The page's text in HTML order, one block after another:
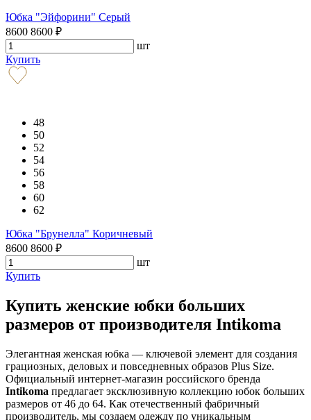
Юбка "Эйфорини" Серый
8600 8600 ₽
шт
Купить
48
50
52
54
56
58
60
62
Юбка "Брунелла" Коричневый
8600 8600 ₽
шт
Купить
Купить женские юбки больших
размеров от производителя Intikoma
Элегантная женская юбка — ключевой элемент для создания
грациозных, деловых и повседневных образов Plus Size.
Официальный интернет-магазин российского бренда
Intikoma предлагает эксклюзивную коллекцию юбок больших
размеров от 46 до 64. Как отечественный фабричный
производитель, мы создаем одежду по уникальным